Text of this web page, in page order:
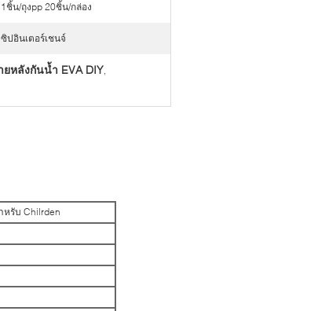
1ชิ้น/ถุงpp 20ชิ้น/กล่อง
ซิปอินเตอร์เชนจ์
ยหลังกันน้ำ EVA DIY,
หรับ Chilrden